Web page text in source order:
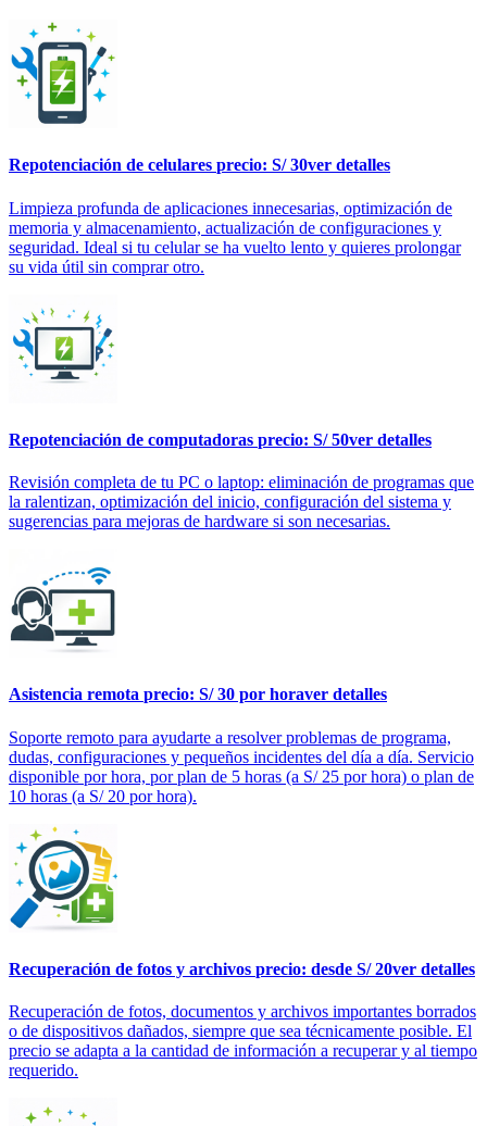
Repotenciación de celulares precio: S/ 30ver detalles
Limpieza profunda de aplicaciones innecesarias, optimización de
memoria y almacenamiento, actualización de configuraciones y
seguridad. Ideal si tu celular se ha vuelto lento y quieres prolongar
su vida útil sin comprar otro.
Repotenciación de computadoras precio: S/ 50ver detalles
Revisión completa de tu PC o laptop: eliminación de programas que
la ralentizan, optimización del inicio, configuración del sistema y
sugerencias para mejoras de hardware si son necesarias.
Asistencia remota precio: S/ 30 por horaver detalles
Soporte remoto para ayudarte a resolver problemas de programa,
dudas, configuraciones y pequeños incidentes del día a día. Servicio
disponible por hora, por plan de 5 horas (a S/ 25 por hora) o plan de
10 horas (a S/ 20 por hora).
Recuperación de fotos y archivos precio: desde S/ 20ver detalles
Recuperación de fotos, documentos y archivos importantes borrados
o de dispositivos dañados, siempre que sea técnicamente posible. El
precio se adapta a la cantidad de información a recuperar y al tiempo
requerido.